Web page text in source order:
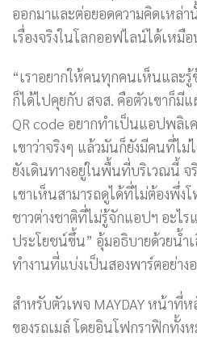
ออกมาและต่อยอดความคิดเหล่
เรื่องจริงในโลกออฟไลน์ได้เหมื
“เราอยากให้คนทุกคนเห็นและ
ก็ได้ไปคุยกับ สจส. คือตัวเขาก็มี
QR code อยากทำเป็นแอปพลิเ
เขาว่าจริงๆ แล้วมันก็ยังมีคนที่ไม่
ยังเดินทางอยู่ในพื้นที่บริเวณนี้ จ
เขาเห็นสามารถดูได้ที่ไม่ต้องพึ่
ชาวต่างชาติที่ไม่รู้จักแอปฯ อะไ
ประโยชน์ขึ้น” อุ้มอธิบายด้วยน้ำเ
ทำงานที่แบ่งเป็นสองพาร์ตอย่า
สำหรับตัวเพจ MAYDAY หน้าที่
ของรถเมล์ โดยอินโฟกราฟิกทั้ง